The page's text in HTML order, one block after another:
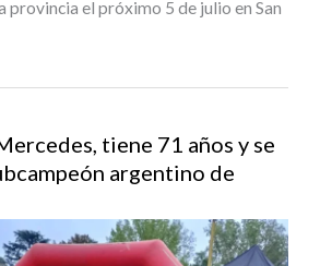
provincia el próximo 5 de julio en San
tiene 71 años y se
argentino de